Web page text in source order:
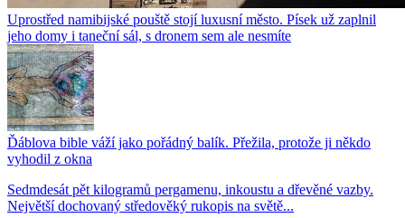
Uprostřed namibijské pouště stojí luxusní město. Písek už zaplnil
jeho domy i taneční sál, s dronem sem ale nesmíte
Ďáblova bible váží jako pořádný balík. Přežila, protože ji někdo
vyhodil z okna
Sedmdesát pět kilogramů pergamenu, inkoustu a dřevěné vazby.
Největší dochovaný středověký rukopis na světě...